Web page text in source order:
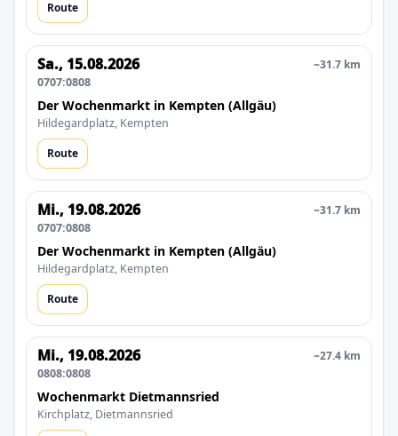
Route
Sa., 15.08.2026
0707:0808
~31.7 km
Der Wochenmarkt in Kempten (Allgäu)
Hildegardplatz, Kempten
Route
Mi., 19.08.2026
0707:0808
~31.7 km
Der Wochenmarkt in Kempten (Allgäu)
Hildegardplatz, Kempten
Route
Mi., 19.08.2026
0808:0808
~27.4 km
Wochenmarkt Dietmannsried
Kirchplatz, Dietmannsried